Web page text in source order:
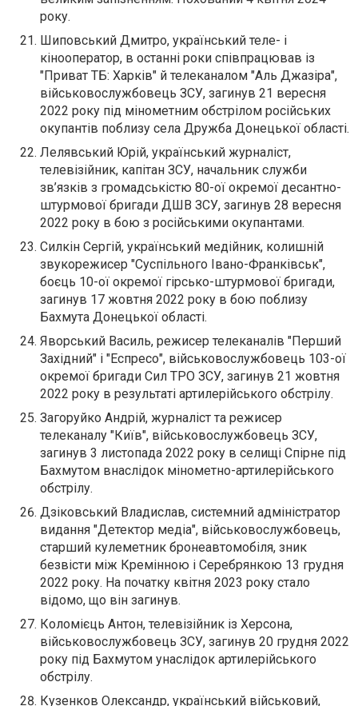
року.
Шиповський Дмитро, український теле- і
кінооператор, в останні роки співпрацював із
"Приват ТБ: Харків" й телеканалом "Аль Джазіра",
військовослужбовець ЗСУ, загинув 21 вересня
2022 року під мінометним обстрілом російських
окупантів поблизу села Дружба Донецької області.
Лелявський Юрій, український журналіст,
телевізійник, капітан ЗСУ, начальник служби
зв’язків з громадськістю 80-ої окремої десантно-
штурмової бригади ДШВ ЗСУ, загинув 28 вересня
2022 року в бою з російськими окупантами.
Силкін Сергій, український медійник, колишній
звукорежисер "Суспільного Івано-Франківськ",
боєць 10-ої окремої гірсько-штурмової бригади,
загинув 17 жовтня 2022 року в бою поблизу
Бахмута Донецької області.
Яворський Василь, режисер телеканалів "Перший
Західний" і "Еспресо", військовослужбовець 103-ої
окремої бригади Сил ТРО ЗСУ, загинув 21 жовтня
2022 року в результаті артилерійського обстрілу.
Загоруйко Андрій, журналіст та режисер
телеканалу "Київ", військовослужбовець ЗСУ,
загинув 3 листопада 2022 року в селищі Спірне під
Бахмутом внаслідок мінометно-артилерійського
обстрілу.
Дзіковський Владислав, системний адміністратор
видання "Детектор медіа", військовослужбовець,
старший кулеметник бронеавтомобіля, зник
безвісти між Кремінною і Серебрянкою 13 грудня
2022 року. На початку квітня 2023 року стало
відомо, що він загинув.
Коломієць Антон, телевізійник із Херсона,
військовослужбовець ЗСУ, загинув 20 грудня 2022
року під Бахмутом унаслідок артилерійського
обстрілу.
Кузенков Олександр, український військовий,